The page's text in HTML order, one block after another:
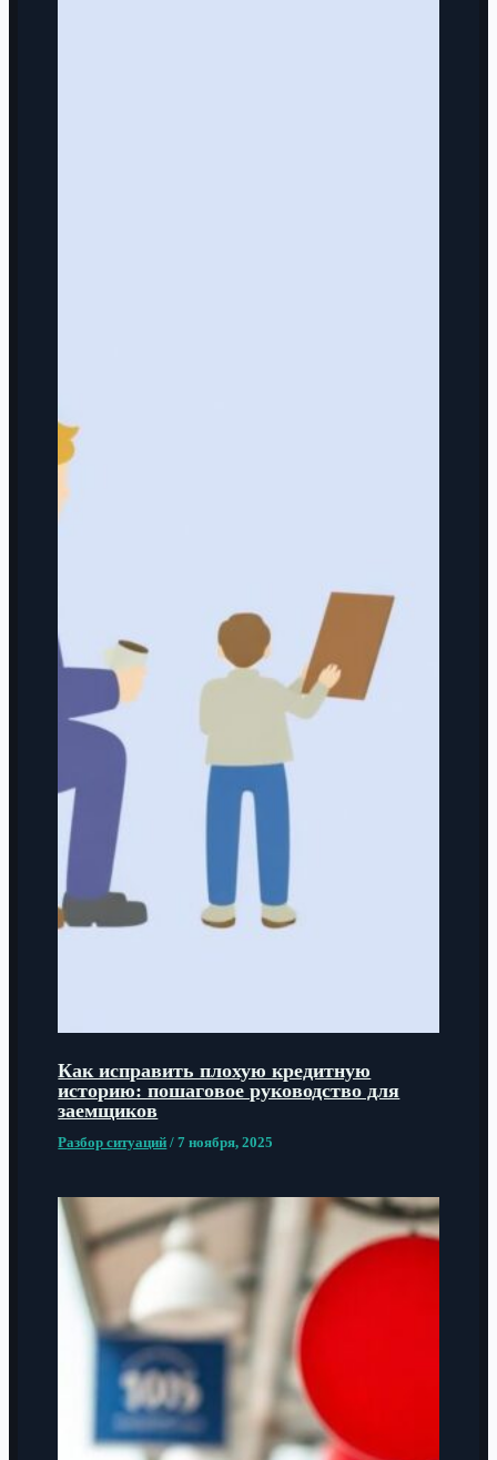
Как исправить плохую кредитную
историю: пошаговое руководство для
заемщиков
Разбор ситуаций /7 ноября, 2025